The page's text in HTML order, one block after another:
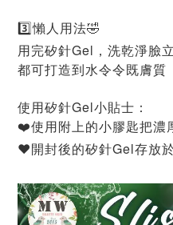
3️⃣懶人用法🤣
用完矽針Gel，洗乾淨臉
都可打造到水令令既膚質
使用矽針Gel小貼士：
❤️使用附上的小膠匙把濃
❤️ 開封後的矽針Gel存放